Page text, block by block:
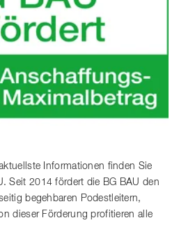
Informationen finden Sie
Seit 2014 fördert die BG BAU den
begehbaren Podestleitern,
dieser Förderung profitieren alle